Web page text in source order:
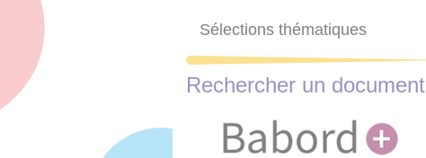
Sélections thématiques
Rechercher un document